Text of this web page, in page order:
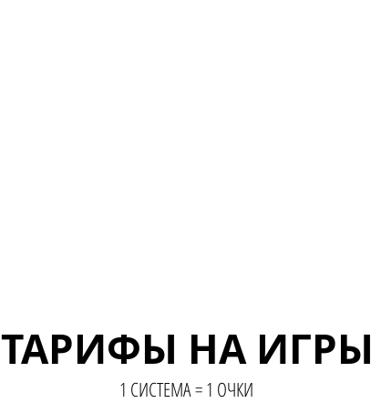
ТАРИФЫ НА ИГРЫ
1 СИСТЕМА = 1 ОЧКИ
ТАРИФЫ НА ИГРЫ
1 СИСТЕМА = 1 ОЧКИ